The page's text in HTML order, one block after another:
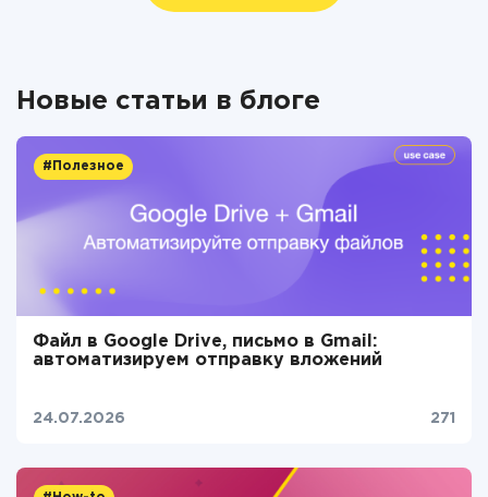
Новые статьи в блоге
#Полезное
Файл в Google Drive, письмо в Gmail:
автоматизируем отправку вложений
24.07.2026 271